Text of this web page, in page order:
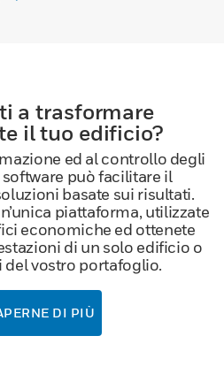
a trasformare
il tuo edificio?
ed al controllo degli
può facilitare il
basate sui risultati.
piattaforma, utilizzate
economiche ed ottenete
di un solo edificio o
vostro portafoglio.
DI PIÙ